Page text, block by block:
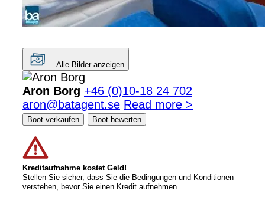
Alle Bilder anzeigen
Aron Borg +46 (0)10-18 24 702
aron@batagent.se Read more >
Boot verkaufen Boot bewerten
Kreditaufnahme kostet Geld!
Stellen Sie sicher, dass Sie die Bedingungen und Konditionen
verstehen, bevor Sie einen Kredit aufnehmen.